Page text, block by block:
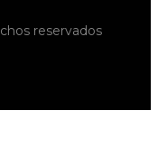
reservados